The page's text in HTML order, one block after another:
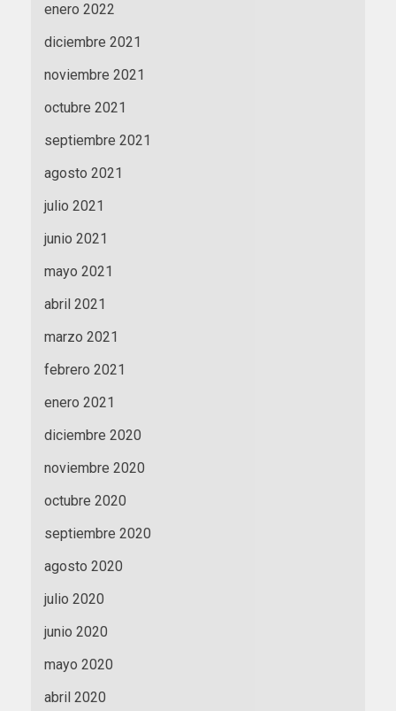
enero 2022
diciembre 2021
noviembre 2021
octubre 2021
septiembre 2021
agosto 2021
julio 2021
junio 2021
mayo 2021
abril 2021
marzo 2021
febrero 2021
enero 2021
diciembre 2020
noviembre 2020
octubre 2020
septiembre 2020
agosto 2020
julio 2020
junio 2020
mayo 2020
abril 2020